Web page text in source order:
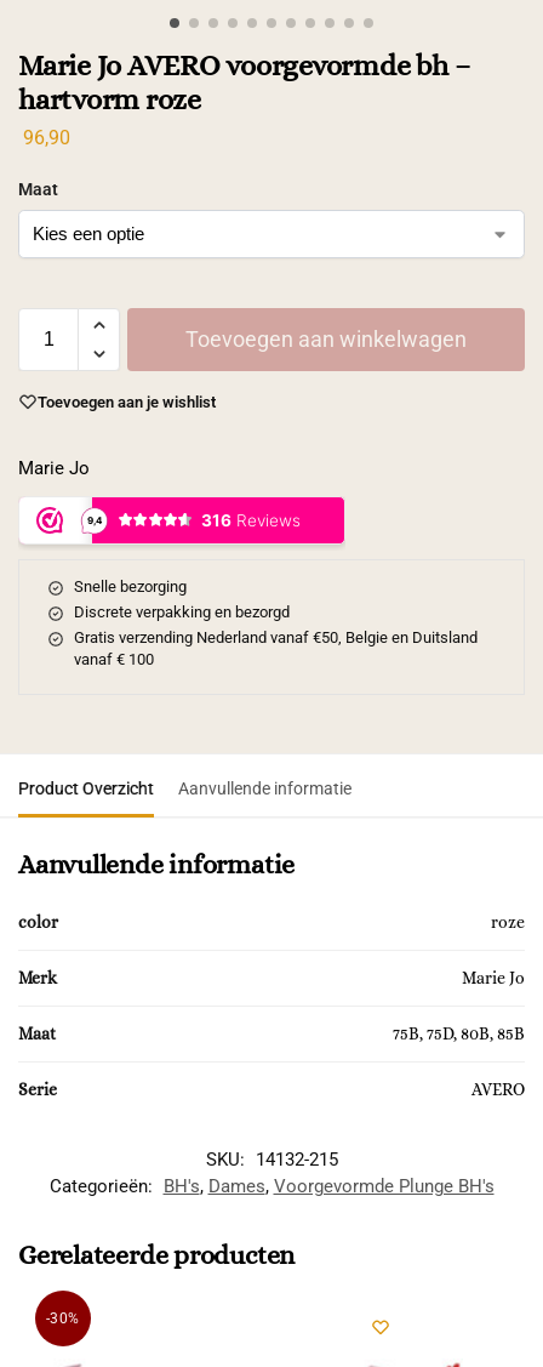
Marie Jo AVERO voorgevormde bh –
hartvorm roze
96,90
Maat
Toevoegen aan winkelwagen
Toevoegen aan je wishlist
Marie Jo
Snelle bezorging
Discrete verpakking en bezorgd
Gratis verzending Nederland vanaf €50, Belgie en Duitsland
vanaf € 100
Product Overzicht Aanvullende informatie
Aanvullende informatie
color roze
Merk Marie Jo
Maat 75B, 75D, 80B, 85B
Serie AVERO
SKU:
14132-215
Categorieën:
BH's, Dames, Voorgevormde Plunge BH's
Gerelateerde producten
-30%